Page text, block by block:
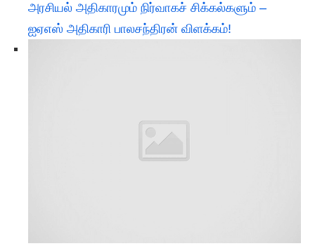
அரசியல் அதிகாரமும் நிர்வாகச் சிக்கல்களும் –
ஐஏஎஸ் அதிகாரி பாலசந்திரன் விளக்கம்!